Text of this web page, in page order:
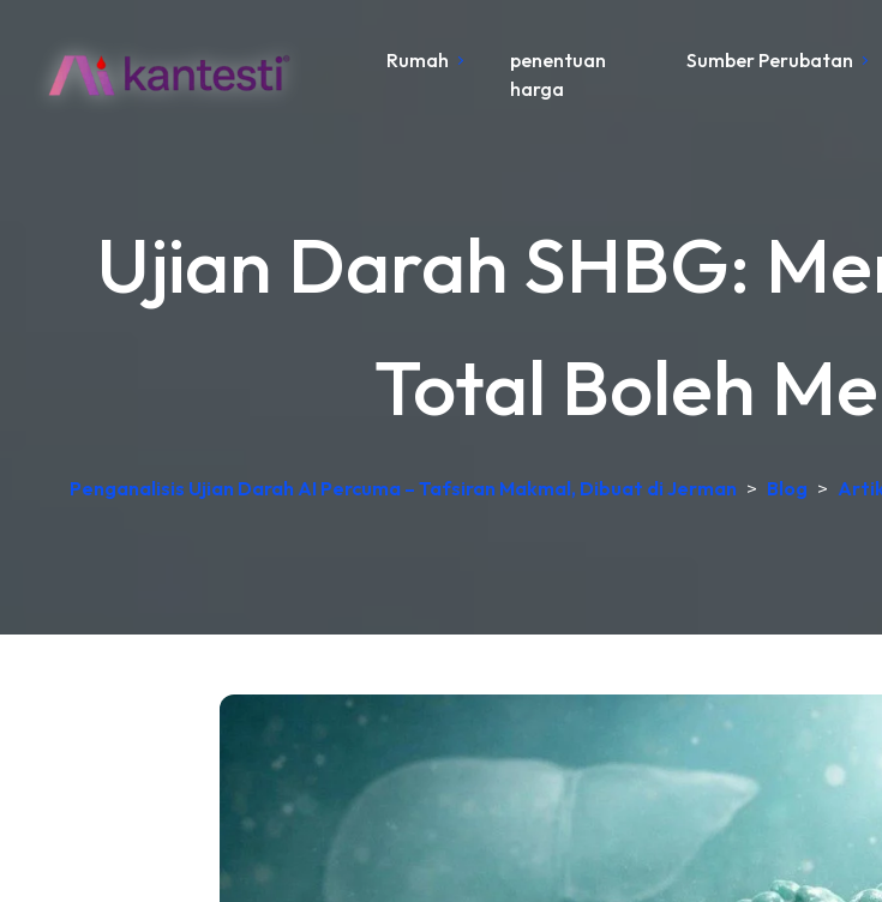
Rumah
penentuan
harga
Sumber Perubatan
Ujian Darah SHBG:
Total Boleh
Penganalisis Ujian Darah AI Percuma – Tafsiran Makmal, Dibuat di Jerman > Blog >